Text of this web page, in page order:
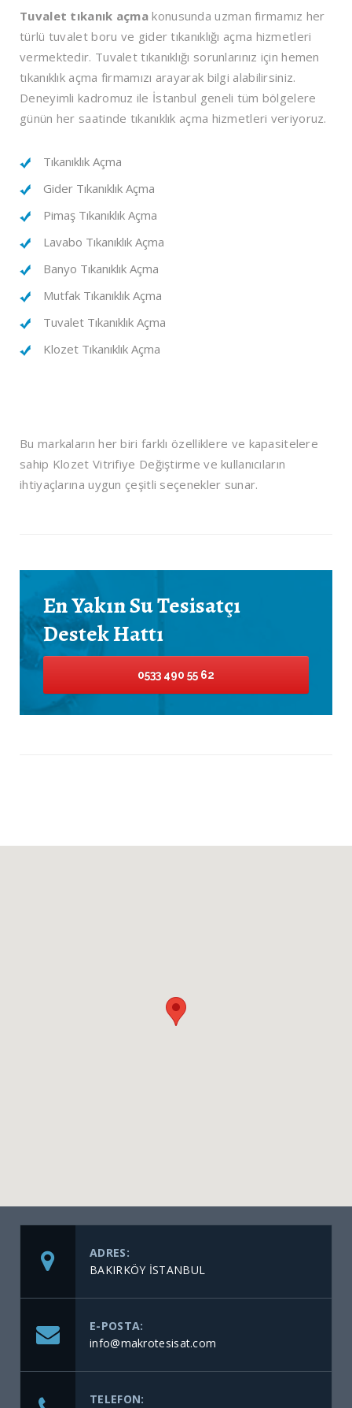
Tuvalet tıkanık açma konusunda uzman firmamız her
türlü tuvalet boru ve gider tıkanıklığı açma hizmetleri
vermektedir. Tuvalet tıkanıklığı sorunlarınız için hemen
tıkanıklık açma firmamızı arayarak bilgi alabilirsiniz.
Deneyimli kadromuz ile İstanbul geneli tüm bölgelere
günün her saatinde tıkanıklık açma hizmetleri veriyoruz.
Tıkanıklık Açma
Gider Tıkanıklık Açma
Pimaş Tıkanıklık Açma
Lavabo Tıkanıklık Açma
Banyo Tıkanıklık Açma
Mutfak Tıkanıklık Açma
Tuvalet Tıkanıklık Açma
Klozet Tıkanıklık Açma
Bu markaların her biri farklı özelliklere ve kapasitelere
sahip Klozet Vitrifiye Değiştirme ve kullanıcıların
ihtiyaçlarına uygun çeşitli seçenekler sunar.
En Yakın Su Tesisatçı
Destek Hattı
0533 490 55 62
ADRES:
BAKIRKÖY İSTANBUL
E-POSTA:
info@makrotesisat.com
TELEFON: